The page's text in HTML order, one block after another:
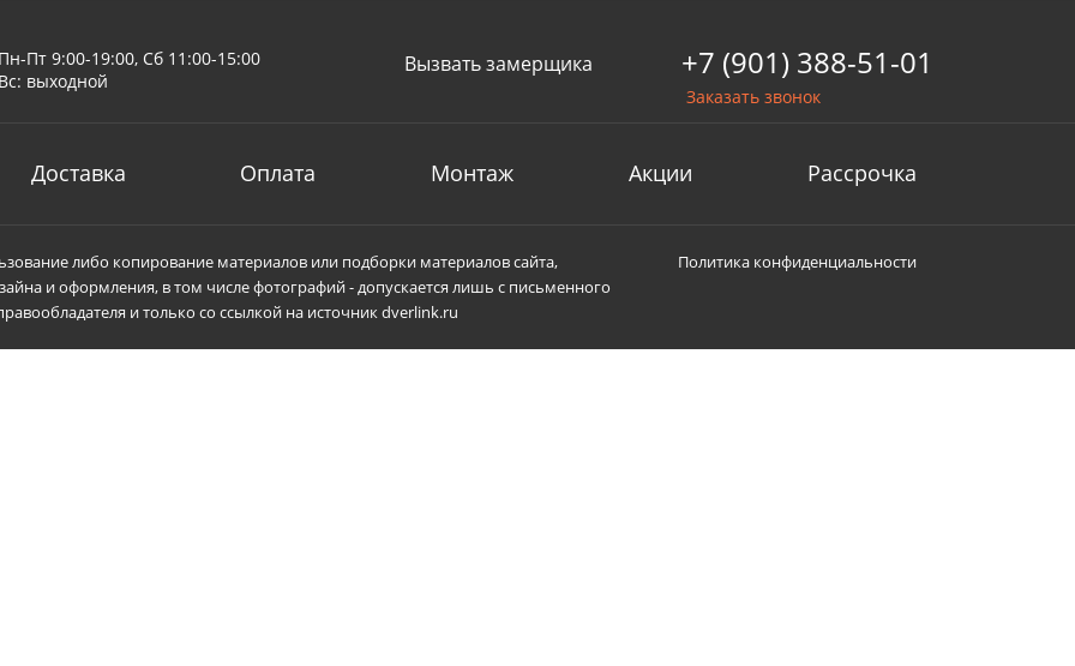
Пн-Пт 9:00-19:00, Сб 11:00-15:00
Вс: выходной
Вызвать замерщика +7 (901) 388-51-01
Заказать звонок
Доставка Оплата Монтаж Акции Рассрочка
либо копирование материалов или подборки материалов сайта,
и оформления, в том числе фотографий - допускается лишь с письменного
и только со ссылкой на источник dverlink.ru
Политика конфиденциальности